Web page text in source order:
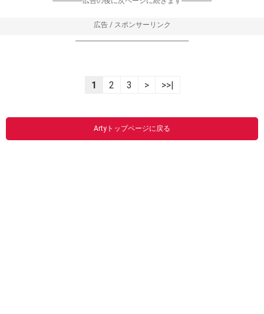
広告 / スポンサーリンク
----------------------------------------------------------------
1 2 3 > >>|
Artyトップページに戻る